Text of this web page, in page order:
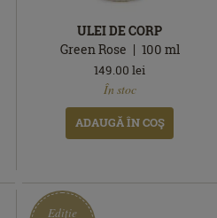
ULEI DE CORP
Green Rose
100 ml
149.00 lei
În stoc
ADAUGĂ ÎN COŞ
Ediție